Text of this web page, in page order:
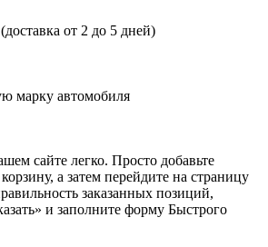
от 2 до 5 дней)
марку автомобиля
сайте легко. Просто добавьте
а затем перейдите на страницу
заказанных позиций,
и заполните форму Быстрого